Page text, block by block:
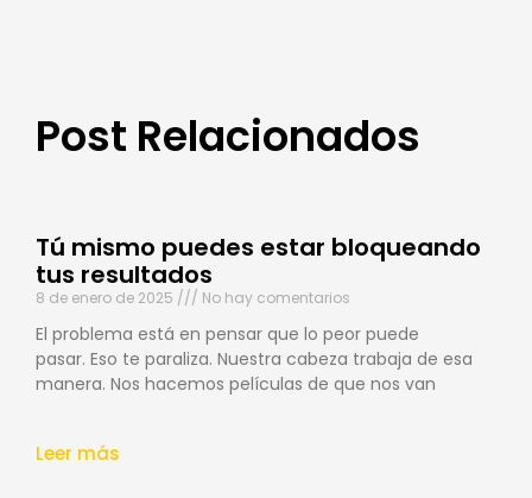
Post Relacionados
Tú mismo puedes estar bloqueando
tus resultados
8 de enero de 2025 No hay comentarios
El problema está en pensar que lo peor puede
pasar. Eso te paraliza. Nuestra cabeza trabaja de esa
manera. Nos hacemos películas de que nos van
Leer más